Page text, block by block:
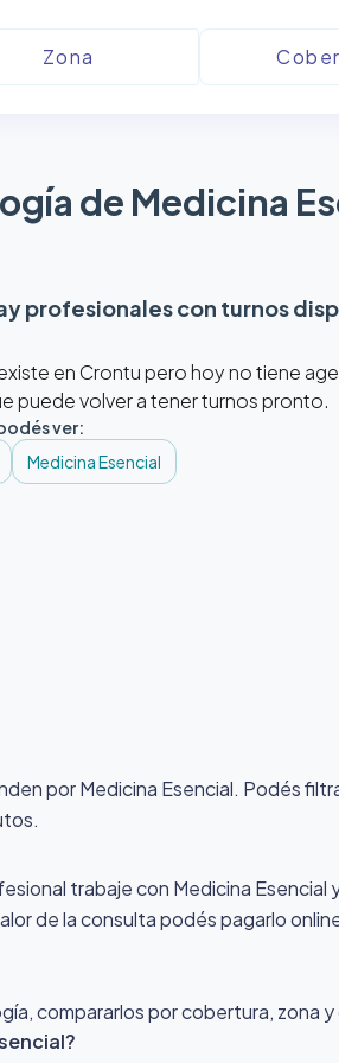
de Medicina
profesionales con turnos
en Crontu pero hoy no tiene
puede volver a tener turnos pronto.
ver:
Medicina Esencial
por Medicina Esencial. Podés
trabaje con Medicina Esencial
de la consulta podés pagarlo
compararlos por cobertura, zona